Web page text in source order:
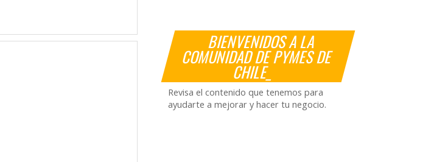
BIENVENIDOS A LA
COMUNIDAD DE PYMES DE
CHILE_
Revisa el contenido que tenemos para
ayudarte a mejorar y hacer tu negocio.